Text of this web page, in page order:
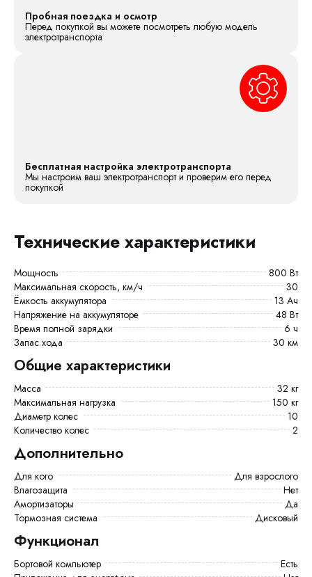
Пробная поездка и осмотр
Перед покупкой вы можете посмотреть любую модель
электротранспорта
Бесплатная настройка электротранспорта
Мы настроим ваш электротранспорт и проверим его перед
покупкой
Технические характеристики
Мощность
800 Вт
Максимальная скорость, км/ч
30
Ёмкость аккумулятора
13 Ач
Напряжение на аккумуляторе
48 Вт
Время полной зарядки
6 ч
Запас хода
30 км
Общие характеристики
Масса
32 кг
Максимальная нагрузка
150 кг
Диаметр колес
10
Количество колес
2
Дополнительно
Для кого
Для взрослого
Влагозащита
Нет
Амортизаторы
Да
Тормозная система
Дисковый
Функционал
Бортовой компьютер
есть